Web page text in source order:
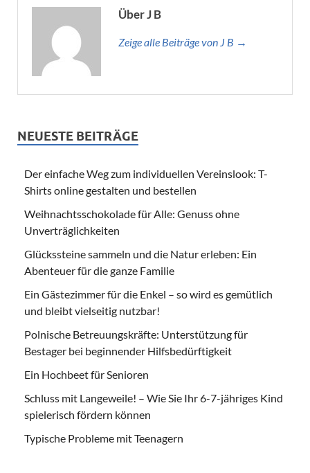
Über J B
Zeige alle Beiträge von J B →
NEUESTE BEITRÄGE
Der einfache Weg zum individuellen Vereinslook: T-
Shirts online gestalten und bestellen
Weihnachtsschokolade für Alle: Genuss ohne
Unverträglichkeiten
Glückssteine sammeln und die Natur erleben: Ein
Abenteuer für die ganze Familie
Ein Gästezimmer für die Enkel – so wird es gemütlich
und bleibt vielseitig nutzbar!
Polnische Betreuungskräfte: Unterstützung für
Bestager bei beginnender Hilfsbedürftigkeit
Ein Hochbeet für Senioren
Schluss mit Langeweile! – Wie Sie Ihr 6-7-jähriges Kind
spielerisch fördern können
Typische Probleme mit Teenagern